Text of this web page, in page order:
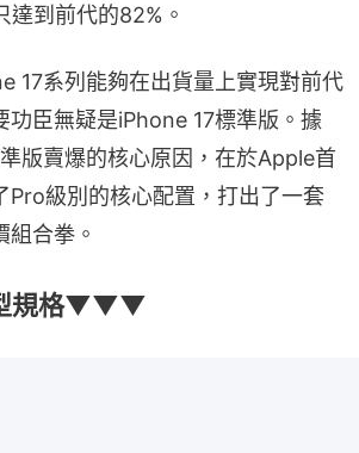
達到前代的82%。
17系列能夠在出貨量上實現對前代
功臣無疑是iPhone 17標準版。據
版賣爆的核心原因，在於Apple首
Pro級別的核心配置，打出了一套
組合拳。
規格▼▼▼